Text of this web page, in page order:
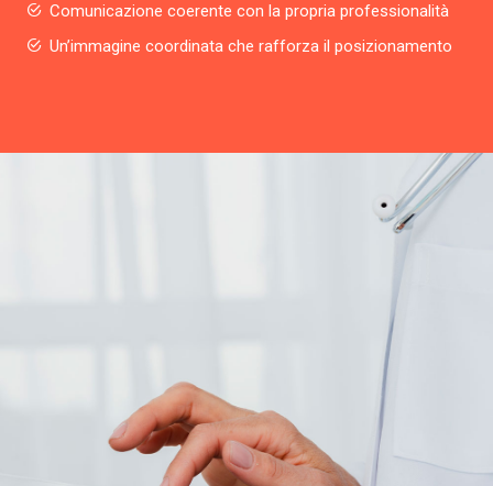
Comunicazione coerente con la propria professionalità
Un’immagine coordinata che rafforza il posizionamento